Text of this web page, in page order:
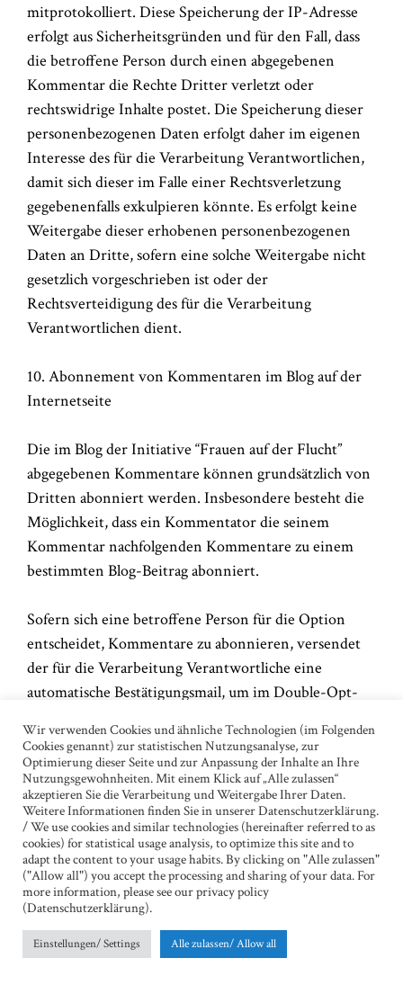
mitprotokolliert. Diese Speicherung der IP-Adresse
erfolgt aus Sicherheitsgründen und für den Fall, dass
die betroffene Person durch einen abgegebenen
Kommentar die Rechte Dritter verletzt oder
rechtswidrige Inhalte postet. Die Speicherung dieser
personenbezogenen Daten erfolgt daher im eigenen
Interesse des für die Verarbeitung Verantwortlichen,
damit sich dieser im Falle einer Rechtsverletzung
gegebenenfalls exkulpieren könnte. Es erfolgt keine
Weitergabe dieser erhobenen personenbezogenen
Daten an Dritte, sofern eine solche Weitergabe nicht
gesetzlich vorgeschrieben ist oder der
Rechtsverteidigung des für die Verarbeitung
Verantwortlichen dient.
10. Abonnement von Kommentaren im Blog auf der
Internetseite
Die im Blog der Initiative “Frauen auf der Flucht”
abgegebenen Kommentare können grundsätzlich von
Dritten abonniert werden. Insbesondere besteht die
Möglichkeit, dass ein Kommentator die seinem
Kommentar nachfolgenden Kommentare zu einem
bestimmten Blog-Beitrag abonniert.
Sofern sich eine betroffene Person für die Option
entscheidet, Kommentare zu abonnieren, versendet
der für die Verarbeitung Verantwortliche eine
automatische Bestätigungsmail, um im Double-Opt-
Inhaber der angegebenen E-Mail-Adresse für diese
Option entschieden hat. Die Option zum
Abonnement von Kommentaren kann jederzeit
beendet werden.
11. Routinemäßige Löschung und Sperrung von
personenbezogenen Daten
Der für die Verarbeitung Verantwortliche verarbeitet
und speichert personenbezogene Daten der
Wir verwenden Cookies und ähnliche Technologien (im Folgenden
Cookies genannt) zur statistischen Nutzungsanalyse, zur
Optimierung dieser Seite und zur Anpassung der Inhalte an Ihre
Nutzungsgewohnheiten. Mit einem Klick auf „Alle zulassen“
akzeptieren Sie die Verarbeitung und Weitergabe Ihrer Daten.
Weitere Informationen finden Sie in unserer Datenschutzerklärung.
/ We use cookies and similar technologies (hereinafter referred to as
cookies) for statistical usage analysis, to optimize this site and to
adapt the content to your usage habits. By clicking on "Alle zulassen"
("Allow all") you accept the processing and sharing of your data. For
more information, please see our privacy policy
(Datenschutzerklärung).
Einstellungen/ Settings Alle zulassen/ Allow all